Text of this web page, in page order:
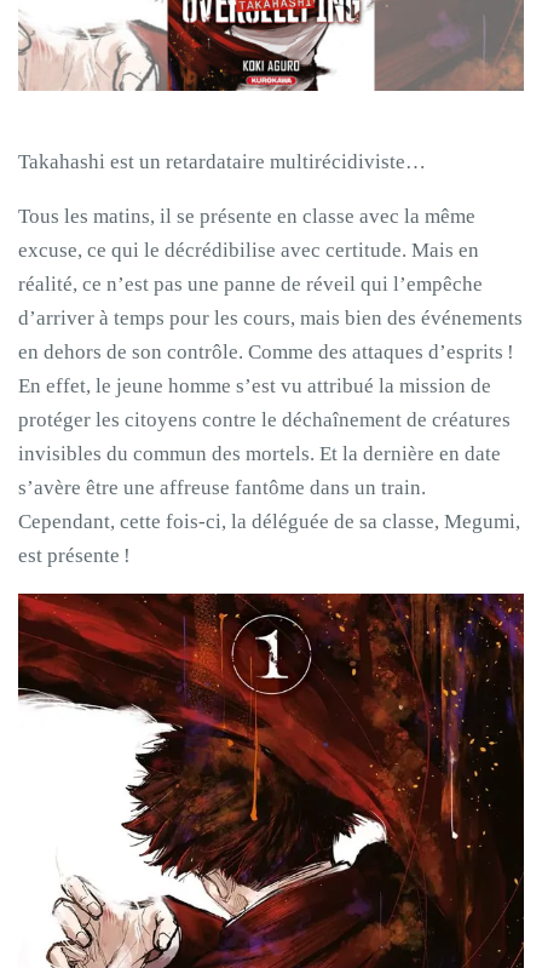
Takahashi est un retardataire multirécidiviste…
Tous les matins, il se présente en classe avec la même
excuse, ce qui le décrédibilise avec certitude. Mais en
réalité, ce n’est pas une panne de réveil qui l’empêche
d’arriver à temps pour les cours, mais bien des événements
en dehors de son contrôle. Comme des attaques d’esprits !
En effet, le jeune homme s’est vu attribué la mission de
protéger les citoyens contre le déchaînement de créatures
invisibles du commun des mortels. Et la dernière en date
s’avère être une affreuse fantôme dans un train.
Cependant, cette fois-ci, la déléguée de sa classe, Megumi,
est présente !